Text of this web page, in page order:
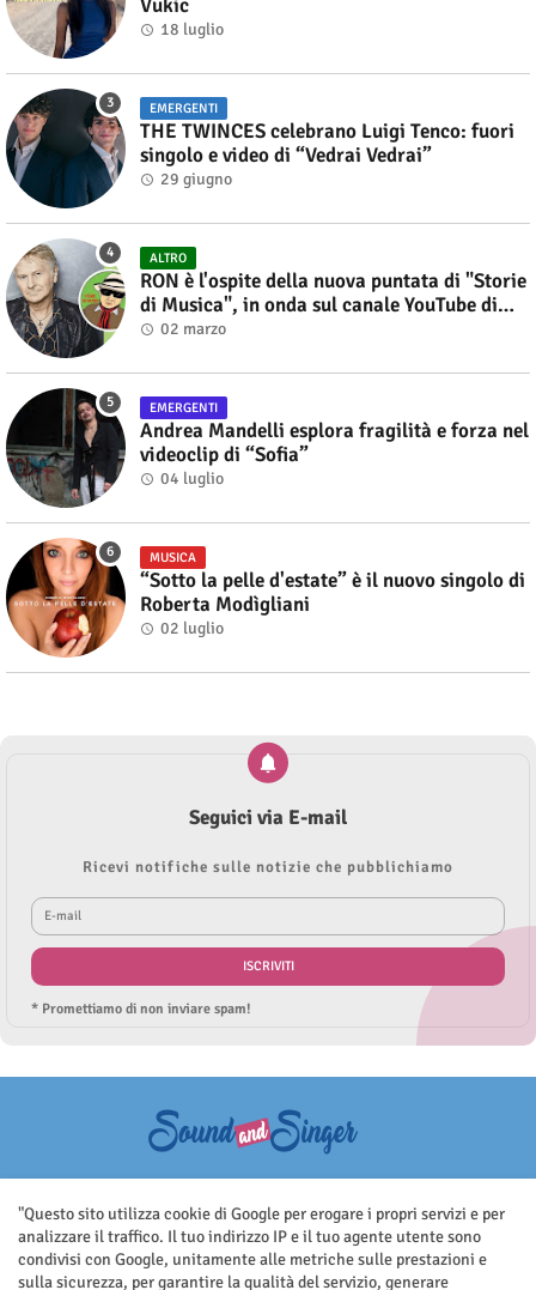
18 luglio
EMERGENTI
THE TWINCES celebrano Luigi Tenco: fuori
singolo e video di “Vedrai Vedrai”
29 giugno
ALTRO
RON è l'ospite della nuova puntata di "Storie
di Musica", in onda sul canale YouTube di
Alberto Salerno
02 marzo
EMERGENTI
Andrea Mandelli esplora fragilità e forza nel
videoclip di “Sofia”
04 luglio
MUSICA
“Sotto la pelle d'estate” è il nuovo singolo di
Roberta Modìgliani
02 luglio
Seguici via E-mail
Ricevi notifiche sulle notizie che pubblichiamo
* Promettiamo di non inviare spam!
aggiornato senza nessuna periodicità. Non può pertanto considerarsi
un prodotto editoriale ai sensi della legge n.62 del 7.03.2001
"Questo sito utilizza cookie di Google per erogare i propri servizi e per
analizzare il traffico. Il tuo indirizzo IP e il tuo agente utente sono
condivisi con Google, unitamente alle metriche sulle prestazioni e
sulla sicurezza, per garantire la qualità del servizio, generare